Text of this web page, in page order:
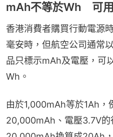
mAh不等於Wh 可
香港消費者購買行動電源
毫安時，但航空公司通常
品只標示mAh及電壓，可
Wh。
由於1,000mAh等於1Ah，
20,000mAh、電壓3.7V的